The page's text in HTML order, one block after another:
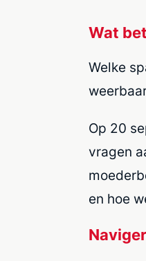
Wat
Welke
Op 20
vragen
en hoe